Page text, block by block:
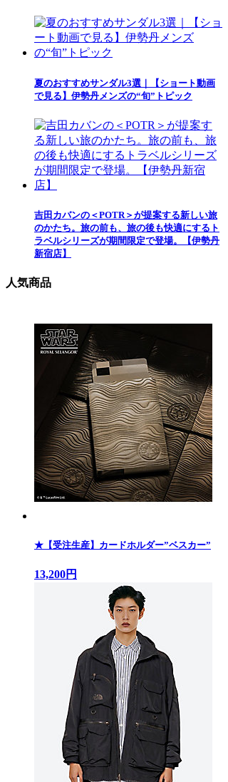
夏のおすすめサンダル3選｜【ショート動画
で見る】伊勢丹メンズの“旬”トピック
吉田カバンの＜POTR＞が提案する新しい旅
のかたち。旅の前も、旅の後も快適にするト
ラベルシリーズが期間限定で登場。【伊勢丹
新宿店】
人気商品
★【受注生産】カードホルダー”ベスカー”
13,200円